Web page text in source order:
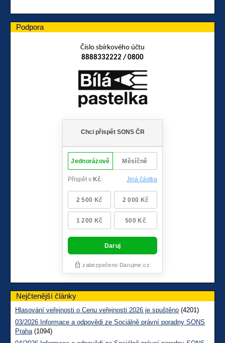
Podpora
Číslo sbírkového účtu
8888332222 / 0800
Nejčtenější články
Hlasování veřejnosti o Cenu veřejnosti 2026 je spuštěno (4201)
03/2026 Informace a odpovědi ze Sociálně právní poradny SONS
Praha(1094)